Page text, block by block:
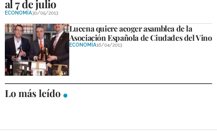
al 7 de julio
ECONOMÍA30/05/2013
Lucena quiere acoger asamblea de la
Asociación Española de Ciudades del Vino
ECONOMÍA16/04/2013
Lo más leído